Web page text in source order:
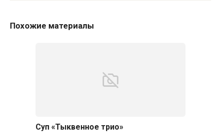
Похожие материалы
Суп «Тыквенное трио»